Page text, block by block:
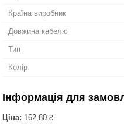
Країна виробник
Довжина кабелю
Тип
Колір
Інформація для
Ціна: 162,80 ₴